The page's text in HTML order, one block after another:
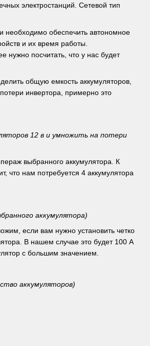
электростанций. Сетевой тип
необходимо обеспечить автономное
и их время работы.
нужно посчитать, что у нас будет
общую емкость аккумуляторов,
инвертора, примерно это
12 в и умножить на потери
выбранного аккумулятора. К
что нам потребуется 4 аккумулятора
аккумулятора)
если вам нужно установить четко
В нашем случае это будет 100 А
с большим значением.
аккумуляторов)